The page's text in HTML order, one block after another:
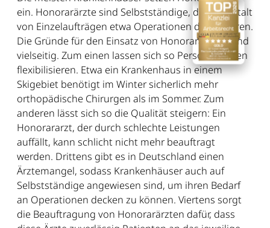
ein. Honorarärzte sind Selbstständige, die in Gestalt
von Einzelaufträgen etwa Operationen durchführen.
Die Gründe für den Einsatz von Honorarärzten sind
vielseitig. Zum einen lassen sich so Personalkosten
flexibilisieren. Etwa ein Krankenhaus in einem
Skigebiet benötigt im Winter sicherlich mehr
orthopädische Chirurgen als im Sommer. Zum
anderen lässt sich so die Qualität steigern: Ein
Honorararzt, der durch schlechte Leistungen
auffällt, kann schlicht nicht mehr beauftragt
werden. Drittens gibt es in Deutschland einen
Ärztemangel, sodass Krankenhäuser auch auf
Selbstständige angewiesen sind, um ihren Bedarf
an Operationen decken zu können. Viertens sorgt
die Beauftragung von Honorarärzten dafür, dass